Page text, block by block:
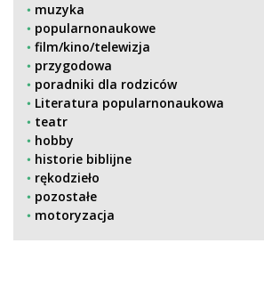
muzyka
popularnonaukowe
film/kino/telewizja
przygodowa
poradniki dla rodziców
Literatura popularnonaukowa
teatr
hobby
historie biblijne
rękodzieło
pozostałe
motoryzacja